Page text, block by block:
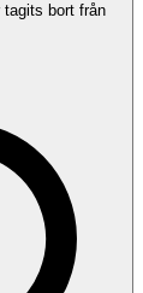
tagits bort från